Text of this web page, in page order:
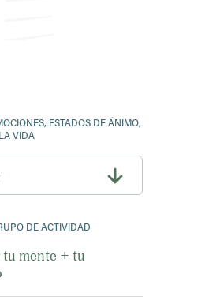
ESTADOS DE ÁNIMO,
VIDA
DE ACTIVIDAD
tu mente + tu